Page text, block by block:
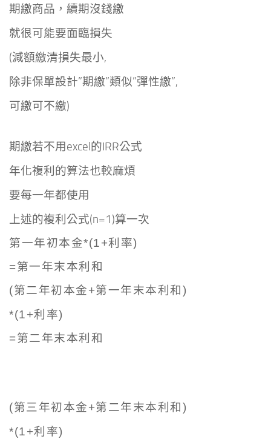
期繳商品，續期沒錢繳
就很可能要面臨損失
(減額繳清損失最小,
除非保單設計”期繳”類似”彈性繳”,
可繳可不繳)
期繳若不用excel的IRR公式
年化複利的算法也較麻煩
要每一年都使用
上述的複利公式(n=1)算一次
第一年初本金*(1+利率)
=第一年末本利和
(第二年初本金+第一年末本利和)
*(1+利率)
=第二年末本利和
(第三年初本金+第二年末本利和)
*(1+利率)